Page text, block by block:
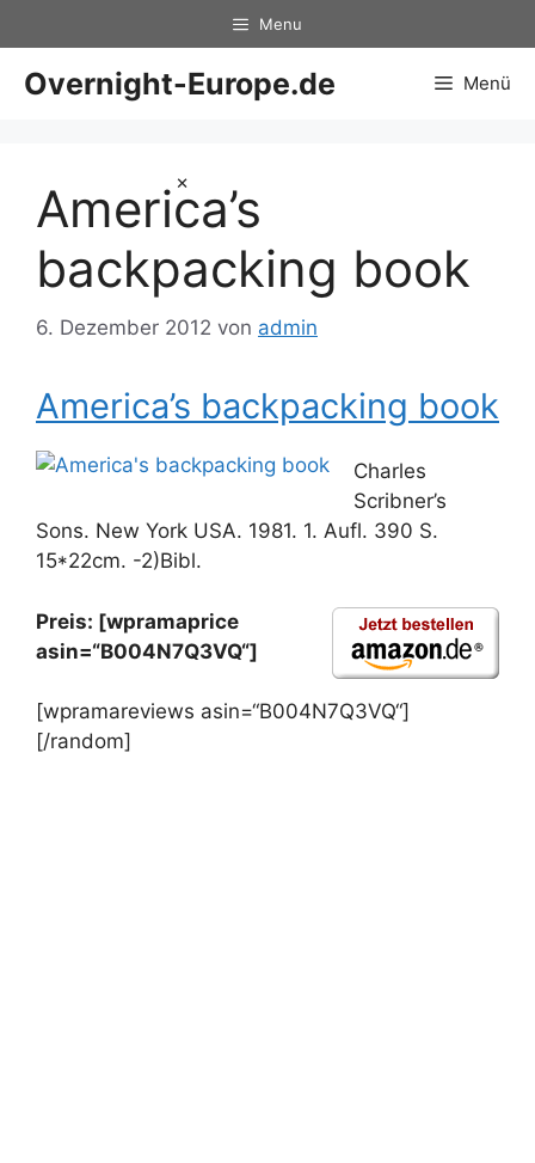
×
Inhalt
springen
Menu
Overnight-Europe.de Menü
America’s
backpacking book
6. Dezember 2012 von admin
America’s backpacking book
Charles
Scribner’s
Sons. New York USA. 1981. 1. Aufl. 390 S.
15*22cm. -2)Bibl.
Preis: [wpramaprice
asin=“B004N7Q3VQ“]
[wpramareviews asin=“B004N7Q3VQ“]
[/random]